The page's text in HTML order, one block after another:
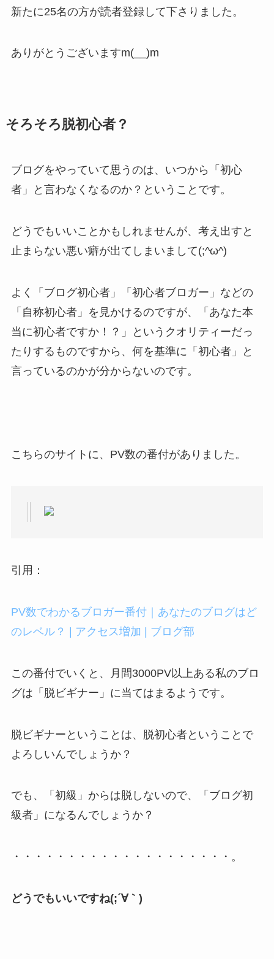
新たに25名の方が読者登録して下さりました。
ありがとうございますm(__)m
そろそろ脱初心者？
ブログをやっていて思うのは、いつから「初心
者」と言わなくなるのか？ということです。
どうでもいいことかもしれませんが、考え出すと
止まらない悪い癖が出てしまいまして(;^ω^)
よく「ブログ初心者」「初心者ブロガー」などの
「自称初心者」を見かけるのですが、「あなた本
当に初心者ですか！？」というクオリティーだっ
たりするものですから、何を基準に「初心者」と
言っているのかが分からないのです。
こちらのサイトに、PV数の番付がありました。
引用：
PV数でわかるブロガー番付｜あなたのブログはど
のレベル？ | アクセス増加 | ブログ部
この番付でいくと、月間3000PV以上ある私のブロ
グは「脱ビギナー」に当てはまるようです。
脱ビギナーということは、脱初心者ということで
よろしいんでしょうか？
でも、「初級」からは脱しないので、「ブログ初
級者」になるんでしょうか？
・・・・・・・・・・・・・・・・・・・・。
どうでもいいですね(;´∀｀)